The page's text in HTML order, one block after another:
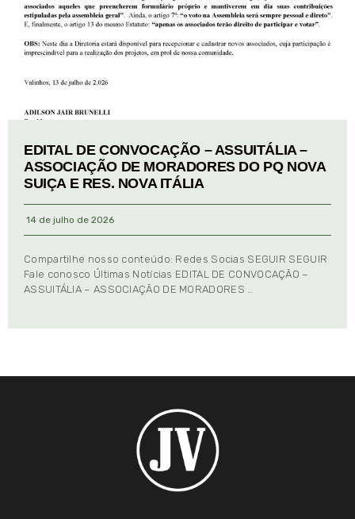
EDITAL DE CONVOCAÇÃO – ASSUITÁLIA –
ASSOCIAÇÃO DE MORADORES DO PQ NOVA
SUIÇA E RES. NOVA ITÁLIA
14 de julho de 2026
Compartilhe nosso conteúdo: Redes Socias SEGUIR SEGUIR
Fale conosco Últimas Notícias EDITAL DE CONVOCAÇÃO –
ASSUITÁLIA – ASSOCIAÇÃO DE MORADORES …